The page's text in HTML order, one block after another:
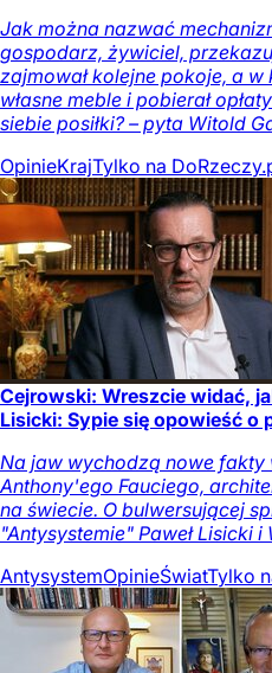
Jak można nazwać
gospodarz, żywiciel,
zajmował kolejne pokoje, a
własne meble i pobierał
siebie posiłki? – pyta Witold
OpinieKrajTylko na
Cejrowski: Wreszcie widać,
Lisicki: Sypie się opowieść o
Na jaw wychodzą nowe fakty
Anthony'ego Fauciego,
na świecie. O bulwersującej
"Antysystemie" Paweł Lisicki
AntysystemOpinieŚwiatTylko